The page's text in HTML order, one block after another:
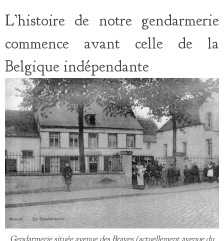
L’histoire de notre gendarmerie
commence avant celle de la
Belgique indépendante
Gendarmerie située avenue des Braves (actuellement avenue du